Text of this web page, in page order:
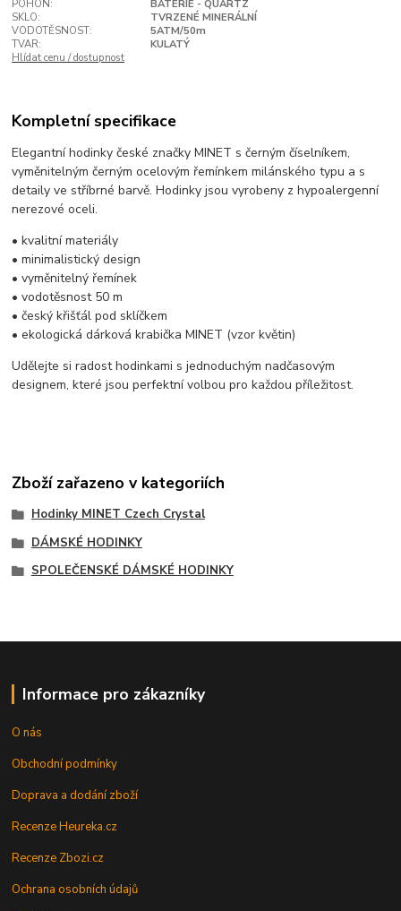
POHON:
BATERIE - QUARTZ
SKLO:
TVRZENÉ MINERÁLNÍ
VODOTĚSNOST:
5ATM/50m
TVAR:
KULATÝ
Hlídat cenu / dostupnost
Kompletní specifikace
Elegantní hodinky české značky MINET s černým číselníkem,
vyměnitelným černým ocelovým řemínkem milánského typu a s
detaily ve stříbrné barvě. Hodinky jsou vyrobeny z hypoalergenní
nerezové oceli.
• kvalitní materiály
• minimalistický design
• vyměnitelný řemínek
• vodotěsnost 50 m
• český křišťál pod sklíčkem
• ekologická dárková krabička MINET (vzor květin)
Udělejte si radost hodinkami s jednoduchým nadčasovým
designem, které jsou perfektní volbou pro každou příležitost.
Zboží zařazeno v kategoriích
Hodinky MINET Czech Crystal
DÁMSKÉ HODINKY
SPOLEČENSKÉ DÁMSKÉ HODINKY
Informace pro zákazníky
O nás
Obchodní podmínky
Doprava a dodání zboží
Recenze Heureka.cz
Recenze Zbozi.cz
Ochrana osobních údajů